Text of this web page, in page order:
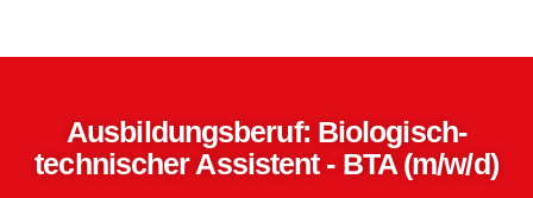
Ausbildungsberuf: Biologisch-
technischer Assistent - BTA (m/w/d)